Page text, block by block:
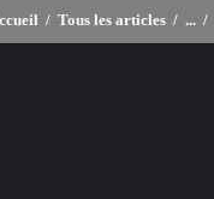
Tous les articles ...